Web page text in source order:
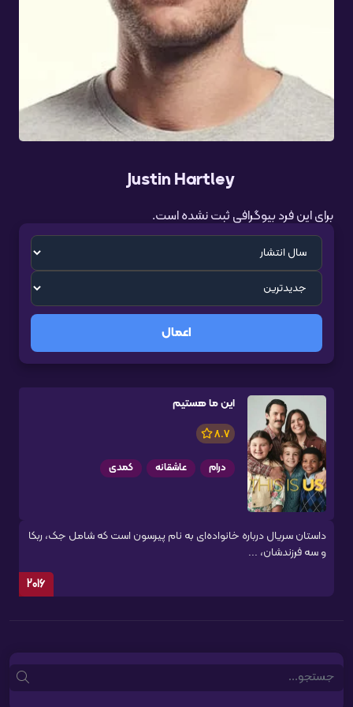
Justin Hartley
برای این فرد بیوگرافی ثبت نشده است.
اعمال
این ما هستیم
8.7
درام عاشقانه کمدی
داستان سریال درباره خانواده‌ای به نام پیرسون است که شامل جک، ربکا
و سه فرزندشان، ...
2016
Search